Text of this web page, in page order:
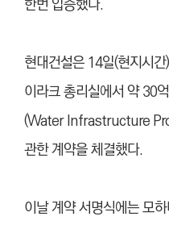
한번 입증했다.
현대건설은 14일(현지시
이라크 총리실에서 약 30
(Water Infrastructure
관한 계약을 체결했다.
이날 계약 서명식에는 모